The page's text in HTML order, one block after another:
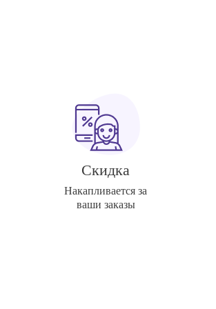
Скидка
Накапливается за
ваши заказы